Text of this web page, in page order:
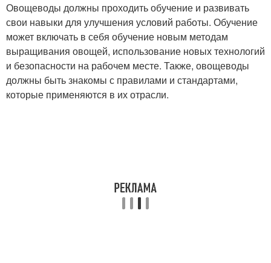
Овощеводы должны проходить обучение и развивать
свои навыки для улучшения условий работы. Обучение
может включать в себя обучение новым методам
выращивания овощей, использование новых технологий
и безопасности на рабочем месте. Также, овощеводы
должны быть знакомы с правилами и стандартами,
которые применяются в их отрасли.